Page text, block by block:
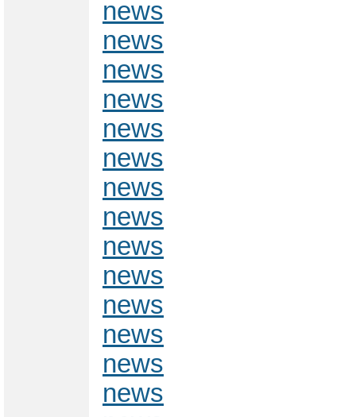
news
news
news
news
news
news
news
news
news
news
news
news
news
news